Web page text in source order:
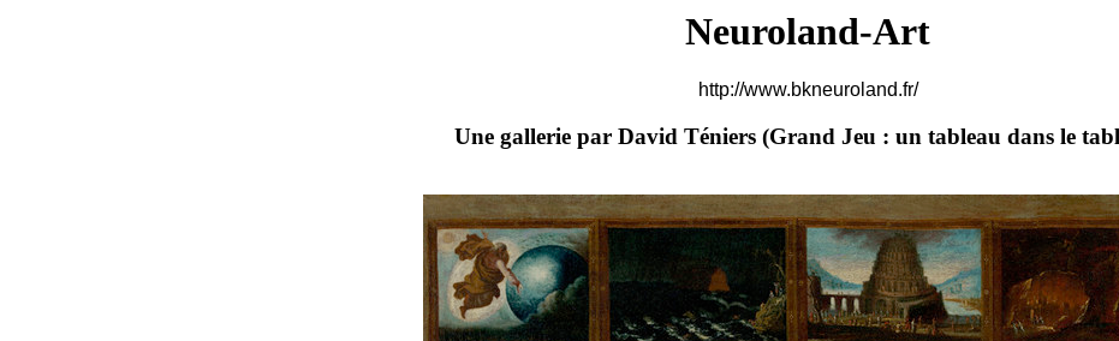
Neuroland-Art
http://www.bkneuroland.fr/
Une gallerie par David Téniers (Grand Jeu : un tableau dans le